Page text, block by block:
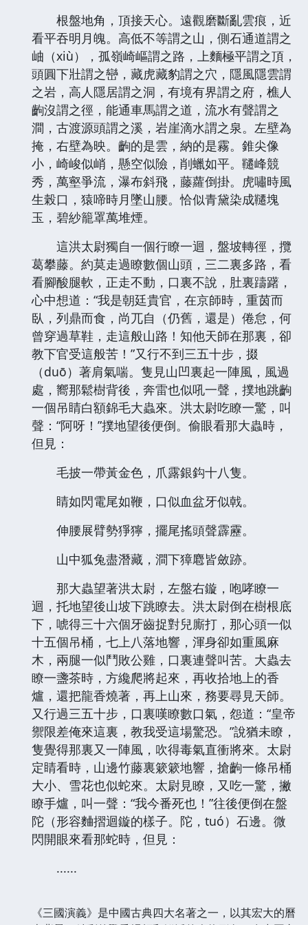
根盤地角，頂接天心。遠觀磨斷亂雲痕，近
看平吞明月魄。高低不等謂之山，側石通道謂之
岫（xiù），孤嶺崎嶇謂之路，上麵極平謂之頂，
頭圓下壯謂之巒，藏虎藏豹謂之穴，隱風隱雲謂
之岩，高人隱居謂之洞，有境有界謂之府，樵人
齣沒謂之徑，能通車馬謂之道，流水有聲謂之
澗，古渡源頭謂之溪，岩崖滴水謂之泉。左壁為
掩，右壁為映。齣的是雲，納的是霧。錐尖像
小，崎峻似峭，懸空似險，削蠟如平。韆峰競
秀，萬壑爭流，瀑布斜飛，藤蘿倒掛。虎嘯時風
生榖口，猿啼時月墜山腰。恰似青黛染成韆塊
玉，碧紗籠罩萬堆煙。
這洪太尉獨自一個行瞭一迴，盤坡轉徑，攬
葛攀藤。約莫走過瞭數個山頭，三二裏多路，看
看腳酸腿軟，正走不動，口裏不說，肚裏躊躇，
心中想道：“我是朝廷貴官，在京師時，重茵而
臥，列鼎而食，尚兀自（仍舊，還是）倦怠，何
曾穿過草鞋，走這般山路！知他天師在那裏，卻
教下官受這般苦！”又行不到三五十步，掇
（duō）著肩氣喘。隻見山凹裏起一陣風，風過
處，嚮那鬆樹背後，奔雷也似吼一聲，撲地跳齣
一個吊睛白額錦毛大蟲來。洪太尉吃瞭一驚，叫
聲：“阿呀！”撲地望後便倒。偷眼看那大蟲時，
但見：
毛披一帶黃金色，爪露銀鈎十八隻。
睛如閃電尾如鞭，口似血盆牙似戟。
伸腰展臂勢猙獰，擺尾搖頭聲霹靂。
山中狐兔盡潛藏，澗下獐麅皆斂跡。
那大蟲望著洪太尉，左盤右鏇，咆哮瞭一
迴，托地望後山坡下跳瞭去。洪太尉倒在樹根底
下，唬得三十六個牙齒捉對兒廝打，那心頭一似
十五個吊桶，七上八落地響，渾身卻如重風麻
木，兩腿一似鬥敗公雞，口裏連聲叫苦。大蟲去
瞭一盞茶時，方纔爬將起來，再收拾地上的香
爐，還把龍香燒著，再上山來，務要尋見天師。
又行過三五十步，口裏嘆瞭數口氣，怨道：“皇帝
禦限差俺來這裏，教我受這場驚恐。”說猶未瞭，
隻覺得那裏又一陣風，吹得毒氣直衝將來。太尉
定睛看時，山邊竹藤裏簌簌地響，搶齣一條吊桶
大小、雪花也似蛇來。太尉見瞭，又吃一驚，撇
瞭手爐，叫一聲：“我今番死也！”往後便倒在盤
陀（形容麯摺迴鏇的樣子。陀，tuó）石邊。微
閃開眼來看那蛇時，但見：
......
《三國演義》是中國古典四大名著之一，以其宏大的曆